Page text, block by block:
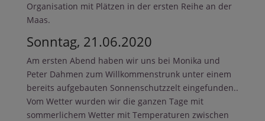
Organisation mit Plätzen in der ersten Reihe an der
Maas.
Sonntag, 21.06.2020
Am ersten Abend haben wir uns bei Monika und
Peter Dahmen zum Willkommenstrunk unter einem
bereits aufgebauten Sonnenschutzzelt eingefunden..
Vom Wetter wurden wir die ganzen Tage mit
sommerlichem Wetter mit Temperaturen zwischen